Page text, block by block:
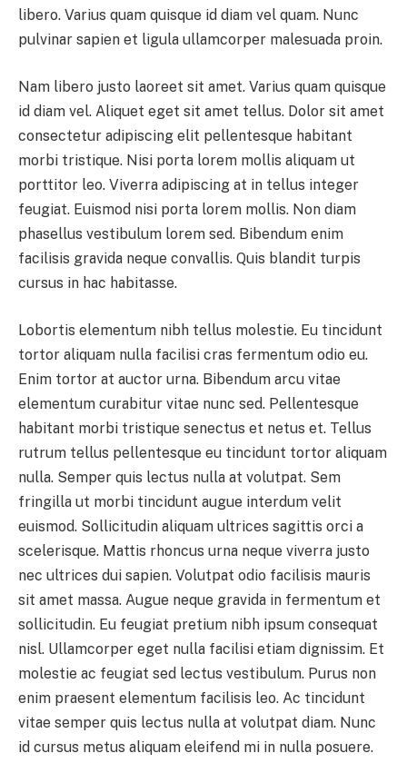
libero. Varius quam quisque id diam vel quam. Nunc
pulvinar sapien et ligula ullamcorper malesuada proin.
Nam libero justo laoreet sit amet. Varius quam quisque
id diam vel. Aliquet eget sit amet tellus. Dolor sit amet
consectetur adipiscing elit pellentesque habitant
morbi tristique. Nisi porta lorem mollis aliquam ut
porttitor leo. Viverra adipiscing at in tellus integer
feugiat. Euismod nisi porta lorem mollis. Non diam
phasellus vestibulum lorem sed. Bibendum enim
facilisis gravida neque convallis. Quis blandit turpis
cursus in hac habitasse.
Lobortis elementum nibh tellus molestie. Eu tincidunt
tortor aliquam nulla facilisi cras fermentum odio eu.
Enim tortor at auctor urna. Bibendum arcu vitae
elementum curabitur vitae nunc sed. Pellentesque
habitant morbi tristique senectus et netus et. Tellus
rutrum tellus pellentesque eu tincidunt tortor aliquam
nulla. Semper quis lectus nulla at volutpat. Sem
fringilla ut morbi tincidunt augue interdum velit
euismod. Sollicitudin aliquam ultrices sagittis orci a
scelerisque. Mattis rhoncus urna neque viverra justo
nec ultrices dui sapien. Volutpat odio facilisis mauris
sit amet massa. Augue neque gravida in fermentum et
sollicitudin. Eu feugiat pretium nibh ipsum consequat
nisl. Ullamcorper eget nulla facilisi etiam dignissim. Et
molestie ac feugiat sed lectus vestibulum. Purus non
enim praesent elementum facilisis leo. Ac tincidunt
vitae semper quis lectus nulla at volutpat diam. Nunc
id cursus metus aliquam eleifend mi in nulla posuere.